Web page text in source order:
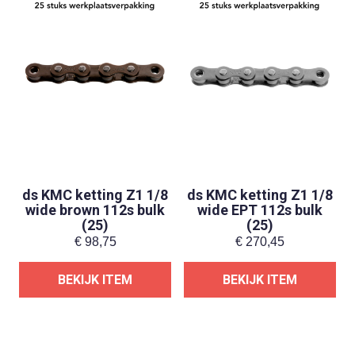
ds KMC ketting Z1 1/8
wide brown 112s bulk
(25)
€98,75
BEKIJK ITEM
ds KMC ketting Z1 1/8
wide EPT 112s bulk
(25)
€ 270,45
BEKIJK ITEM